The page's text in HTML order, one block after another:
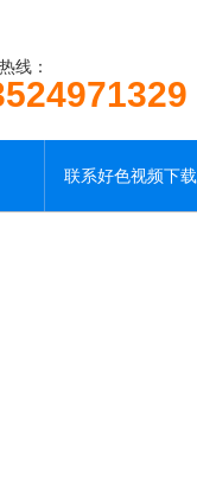
：
联系好色视频下载